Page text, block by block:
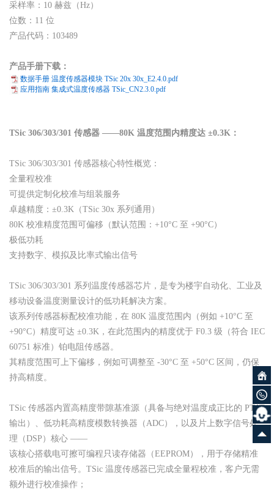
采样率：10 赫兹（Hz）
位数：11 位
产品代码：103489
产品手册下载 ：
数据手册 温度传感器模块 TSic 20x 30x_E2.4.0.pdf
应用指南 集成式温度传感器 TSic_CN2.3.0.pdf
TSic 306/303/301 传感器 ——80K 温度范围内精度达 ±0.3K：
TSic 306/303/301 传感器核心特性概览：
全量程校准
可提供定制化校准与组装服务
卓越精度：±0.3K（TSic 30x 系列通用）
80K 校准精度范围可偏移（默认范围：+10°C 至 +90°C）
极低功耗
支持数字、模拟及比率式输出信号
TSic 306/303/301 系列温度传感器芯片，是专为楼宇自动化、工业及
移动设备温度测量设计的低功耗解决方案。
该系列传感器标配校准功能，在 80K 温度范围内（例如 +10°C 至
+90°C）精度可达 ±0.3K，在此范围内的精度优于 F0.3 级（符合 IEC
60751 标准）铂电阻传感器。
其精度范围可上下偏移，例如可调整至 -30°C 至 +50°C 区间，仍保
持高精度。
TSic 传感器内置高精度带隙基准源（具备与绝对温度成正比的 PTAT
输出）、低功耗高精度模数转换器（ADC），以及片上数字信号处
理（DSP）核心 ——
该核心搭载电可擦可编程只读存储器（EEPROM），用于存储精准
校准后的输出信号。TSic 温度传感器已完成全量程校准，客户无需
额外进行校准操作；